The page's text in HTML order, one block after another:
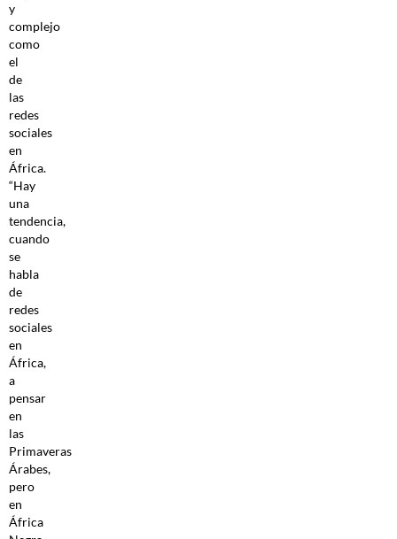
y
complejo
como
el
de
las
redes
sociales
en
África.
“Hay
una
tendencia,
cuando
se
habla
de
redes
sociales
en
África,
a
pensar
en
las
Primaveras
Árabes,
pero
en
África